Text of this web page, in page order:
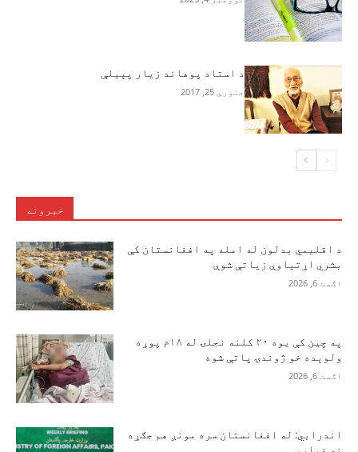
د استاد پوهاند زيار پېيلې
جنوري 25, 2017
خبرونه
د اقلیمي بدلون له امله په افغانستان کې
بشري اړتیاوې زیاتې شوې
اګست 6, 2026
په چین کې یوه ۲۰ کلنه نجلۍ له ۱۸م پوړه
ولوېده خو ژوندۍ پاتې شوه
اګست 6, 2026
اندرابي: له افغانستان سره مونږ هم جګړه